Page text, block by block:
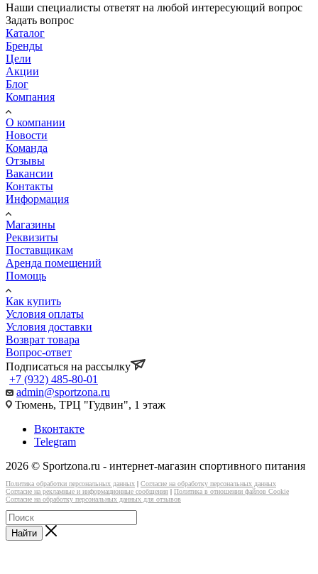
Наши специалисты ответят на любой интересующий вопрос
Задать вопрос
Каталог
Бренды
Цели
Акции
Блог
Компания
О компании
Новости
Команда
Отзывы
Вакансии
Контакты
Информация
Магазины
Реквизиты
Поставщикам
Аренда помещений
Помощь
Как купить
Условия оплаты
Условия доставки
Возврат товара
Вопрос-ответ
Подписаться на рассылку
+7 (932) 485-80-01
admin@sportzona.ru
Тюмень, ТРЦ "Гудвин", 1 этаж
Вконтакте
Telegram
2026 © Sportzona.ru - интернет-магазин спортивного питания
Политика обработки персональных данных | Согласие на обработку персональных данных
Согласие на рекламные и информационные сообщения | Политика в отношении файлов Cookie
Согласие на обработку персональных данных для отзывов
Найти